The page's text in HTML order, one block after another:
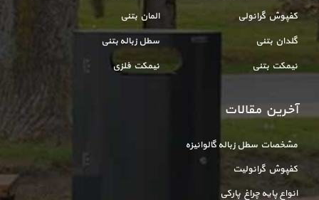
کفپوش گرانولی
المان بتنی
گلدان بتنی
سطل زباله بتنی
نیمکت بتنی
نیمکت فلزی
آخرین مقالات
مشخصات سطل زباله گالوانیزه
کفپوش گرانولیت
انواع پایه چراغ پارکی